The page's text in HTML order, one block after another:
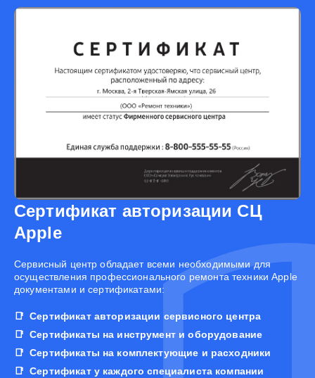
Сертификат авторизации СЦ
Apple
Cервисный центр обладает всеми необходимыми для
осуществления профессионального ремонта техники Apple
документами и сертификатами:
Сертификат авторизации сервисного центра
Сертификаты на инструмент и оборудование
Сертификаты на комплектующие и расходники
Сертификат у каждого специалиста компании